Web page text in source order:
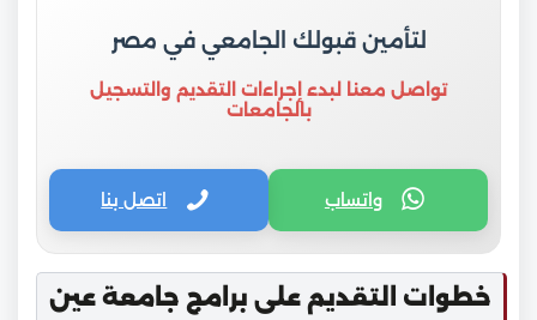
لتأمين قبولك الجامعي في مصر
تواصل معنا لبدء إجراءات التقديم والتسجيل
بالجامعات
واتساب اتصل بنا
خطوات التقديم على برامج جامعة عين